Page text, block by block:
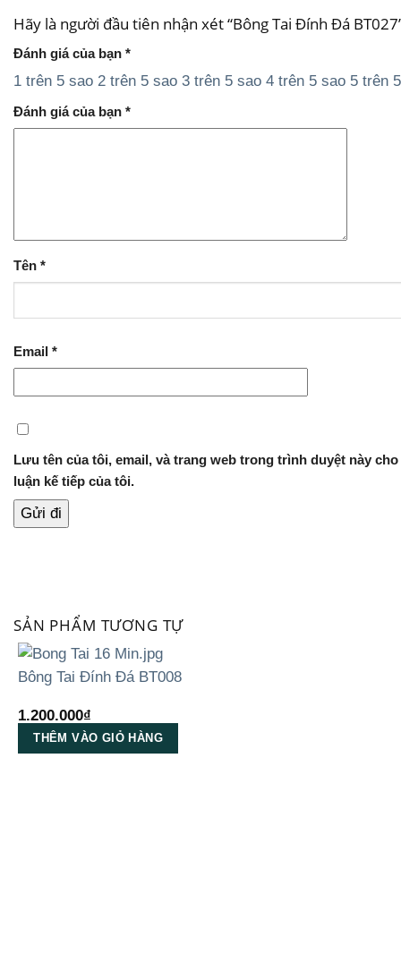
Hãy là người đầu tiên nhận xét “Bông Tai Đính Đá
Đánh giá của bạn *
1 trên 5 sao 2 trên 5 sao 3 trên 5 sao 4 trên 5 sao 5 trên
Đánh giá của bạn *
Tên *
Email *
Lưu tên của tôi, email, và trang web trong trình duyệt này
luận kế tiếp của tôi.
SẢN PHẨM TƯƠNG TỰ
Bông Tai Đính Đá BT008
1.200.000₫
THÊM VÀO GIỎ HÀNG